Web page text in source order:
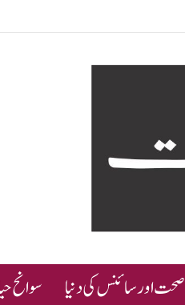
صحت اور سائنس کی دنیا سوانح